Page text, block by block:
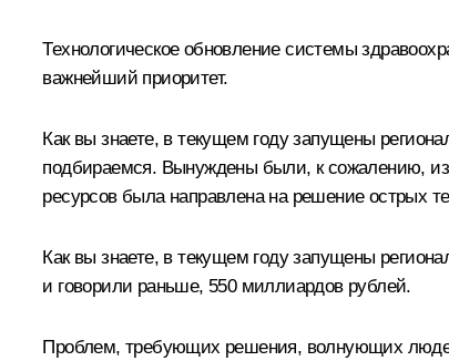
Технологическое обновление системы
важнейший приоритет.
Как вы знаете, в текущем году запущены
подбираемся. Вынуждены были, к сожалению,
ресурсов была направлена на решение острых
Как вы знаете, в текущем году запущены
и говорили раньше, 550 миллиардов рублей.
Проблем, требующих решения, волнующих